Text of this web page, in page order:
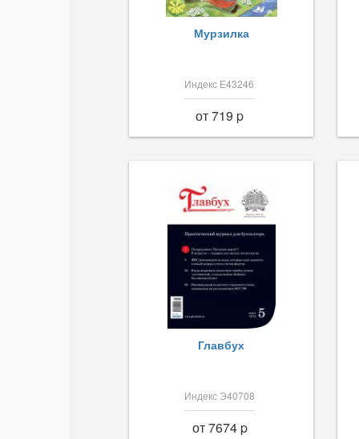
Мурзилка
Индекс Е43246
от 719 p
Главбух
Индекс Э40708
от 7674 p